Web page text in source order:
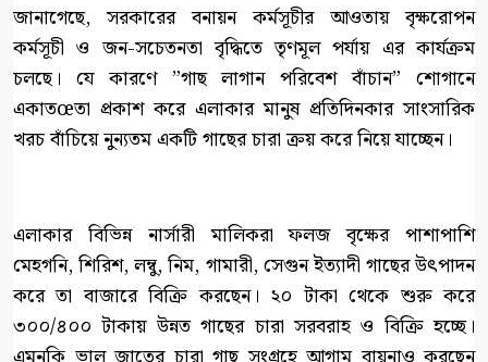
জানাগেছে, সরকারের বনায়ন কর্মসূচীর আওতায় বৃক্ষরোপন
কর্মসূচী ও জন-সচেতনতা বৃদ্ধিতে তৃণমূল পর্যায় এর কার্যক্রম
চলছে। যে কারণে ”গাছ লাগান পরিবেশ বাঁচান” শোগানে
একাতœতা প্রকাশ করে এলাকার মানুষ প্রতিদিনকার সাংসারিক
খরচ বাঁচিয়ে নুন্যতম একটি গাছের চারা ক্রয় করে নিয়ে যাচ্ছেন।
এলাকার বিভিন্ন নার্সারী মালিকরা ফলজ বৃক্ষের পাশাপাশি
মেহগনি, শিরিশ, লম্বু, নিম, গামারী, সেগুন ইত্যাদী গাছের উৎপাদন
করে তা বাজারে বিক্রি করছেন। ২০ টাকা থেকে শুরু করে
৩০০/৪০০ টাকায় উন্নত গাছের চারা সরবরাহ ও বিক্রি হচ্ছে।